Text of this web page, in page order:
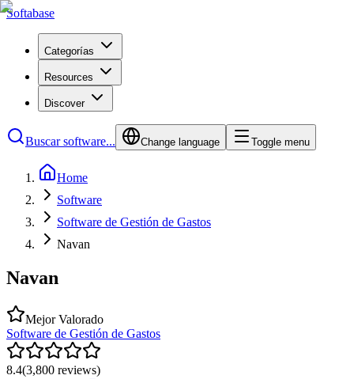
Softabase
Categorías
Resources
Discover
Buscar software... Change language Toggle menu
Home
Software
Software de Gestión de Gastos
Navan
Navan
Mejor Valorado
Software de Gestión de Gastos
8.4(3,800 reviews)